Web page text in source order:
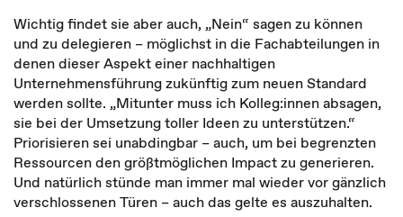
Wichtig findet sie aber auch, „Nein“ sagen zu können
und zu delegieren – möglichst in die Fachabteilungen in
denen dieser Aspekt einer nachhaltigen
Unternehmensführung zukünftig zum neuen Standard
werden sollte. „Mitunter muss ich Kolleg:innen absagen,
sie bei der Umsetzung toller Ideen zu unterstützen.“
Priorisieren sei unabdingbar – auch, um bei begrenzten
Ressourcen den größtmöglichen Impact zu generieren.
Und natürlich stünde man immer mal wieder vor gänzlich
verschlossenen Türen – auch das gelte es auszuhalten.